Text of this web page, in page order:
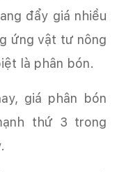
đẩy giá nhiều
ứng vật tư nông
là phân bón.
giá phân bón
thứ 3 trong